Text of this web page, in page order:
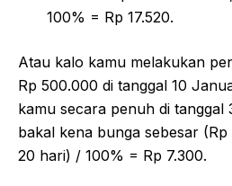
100% = Rp 17.520.
Atau kalo kamu melakukan
Rp 500.000 di tanggal 10
kamu secara penuh di tanggal
bakal kena bunga sebesar
20 hari) / 100% = Rp 7.300.